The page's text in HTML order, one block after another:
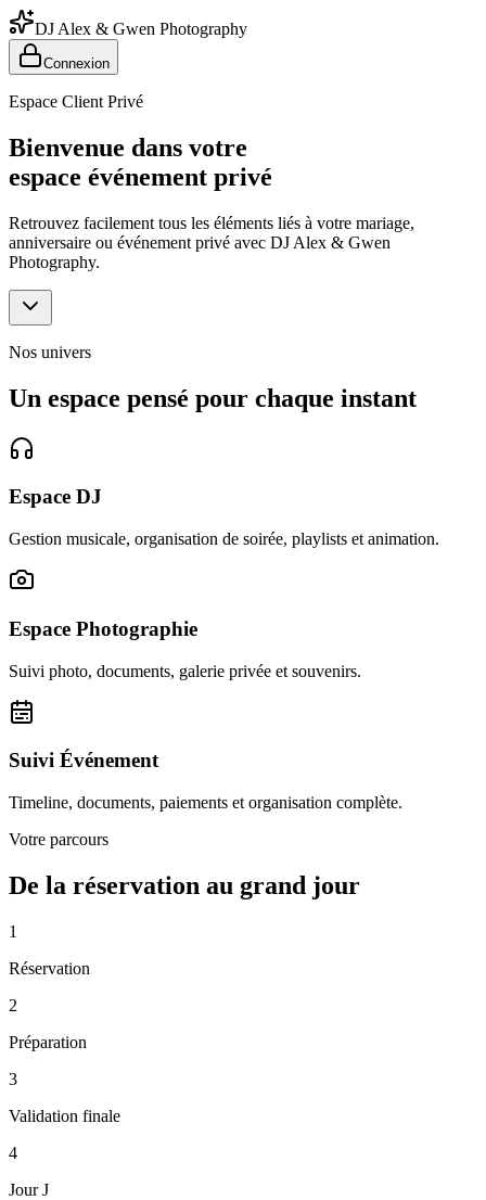
DJ Alex & Gwen Photography
Connexion
Espace Client Privé
Bienvenue dans votre
espace événement privé
Retrouvez facilement tous les éléments liés à votre mariage,
anniversaire ou événement privé avec DJ Alex & Gwen
Photography.
Nos univers
Un espace pensé pour chaque instant
Espace DJ
Gestion musicale, organisation de soirée, playlists et animation.
Espace Photographie
Suivi photo, documents, galerie privée et souvenirs.
Suivi Événement
Timeline, documents, paiements et organisation complète.
Votre parcours
De la réservation au grand jour
1
Réservation
2
Préparation
3
Validation finale
4
Jour J